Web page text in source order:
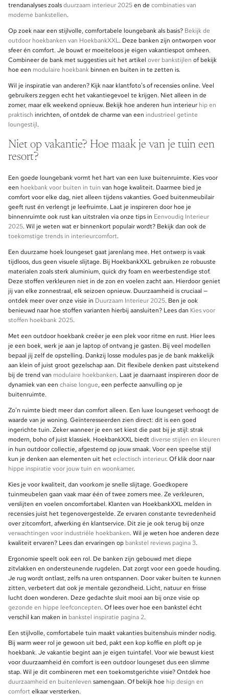
trendanalyses zoalsduurzaam interieur 2025en de combinaties van
moderne bankstellen.
Op zoek naar een stijlvolle, comfortabele loungebank als basis? Bekijk de
outdoor hoekbanken van HoekbankXXL. Deze banken zijn ontworpen voor
sfeer én comfort. Je bouwt er moeiteloos je eigen vakantiespot omheen.
Combineer de bank met suggesties uit het artikel over bankstijlen of bekijk
hoe een modulaire hoekbankbinnen en buiten in te zetten is.
Wil je inspiratie van anderen? Kijk naar klantfoto’s of recensies online. Veel
gebruikers zeggen echt het vakantiegevoel te krijgen. Niet alleen in de
zomer, maar elk weekend opnieuw. Bekijk hoe anderen hun interieur hip en
praktisch inrichten, of ontdek de charme van een industrieel getinte
loungestijl.
Niet op vakantie? Hoe maak je van je tuin een
resort?
Een goede loungebank vormt het hart van een luxe buitenruimte. Kies voor
een hoekbank voor buiten in tuin van hoge kwaliteit. Daarmee bied je
comfort voor elke dag, niet alleen tijdens vakanties. Goed buitenmeubilair
geeft rust én verlengt je leefruimte. Laat je inspireren door hoe je
binnenruimte ook rust kan uitstralen via onze tips in Eenvoudig Interieur
2025. Wil je weten wat er binnenkort populair wordt? Bekijk dan ook de
toekomstige trends in interieurcomfort.
Een duurzame hoek loungeset gaat jarenlang mee. Het ontwerp is vaak
tijdloos, dus geen visuele slijtage. Bij HoekbankXXL gebruiken ze robuuste
materialen zoals sterk aluminium, quick dry foam en weerbestendige stof.
Deze stoffen verkleuren niet in de zon en voelen zacht aan. Hierdoor geniet
jij van elke zonnestraal, elk seizoen opnieuw. Duurzaamheid is cruciaal —
ontdek meer over onze visie in Duurzaam Interieur 2025. Ben je ook
benieuwd naar hoe stoffen varianten hierbij aansluiten? Lees dan Kies voor
stoffen hoekbank 2025.
Met een outdoor hoekbank creëer je een plek voor ritme en rust. Hier lees
je een boek, werk je aan je laptop of ontvang je gasten. Bij veel modellen
bepaal jij zelf de opstelling. Dankzij losse modules pas je de bank makkelijk
aan klein of juist groot gezelschap aan. Dit flexibele denken past uitstekend
bij de trend van modulaire hoekbanken. Laat je daarnaast inspireren door de
dynamiek van een chaise longue, een perfecte aanvulling op je
buitenruimte.
Zo’n ruimte biedt meer dan comfort alleen. Een luxe loungeset verhoogt de
waarde van je woning. Geïnteresseerden zien direct: dit is een goed
ingerichte tuin. Zeker wanneer je een set kiest die past bij je stijl: strak
modern, boho of juist klassiek. HoekbankXXL biedtdiverse stijlen en kleuren
in hun outdoor collectie, afgestemd op jouw smaak. Voor een speelse stijl
kun je denken aan elementen uit heteclectisch interieur. Of klik door naar
hippe inspiratie voor jouw tuin en woonkamer.
Kies je voor kwaliteit, dan voorkom je snelle slijtage. Goedkopere
tuinmeubelen gaan vaak maar één of twee zomers mee. Ze verkleuren,
verslijten en voelen oncomfortabel. Klanten van HoekbankXXL melden in
recensies juist het tegenovergestelde. Ze ervaren constante tevredenheid
over zitcomfort, afwerking én klantservice. Dit zie je ook terug bij onze
verwachtingen voor industriële hoekbanken. Wil je weten hoe anderen deze
kwaliteit ervaren? Lees dan ervaringen op bankstel reviews pagina 3.
Ergonomie speelt ook een rol. De banken zijn gebouwd met diepe
zitvlakken en ondersteunende rugdelen. Dat zorgt voor een goede houding.
Je rug wordt ontlast, zelfs na uren ontspannen. Door vaker buiten te kunnen
zitten, verbetert dat ook je mentale gezondheid. Licht, natuur en frisse
lucht doen wonderen. Deze gedachte sluit mooi aan bij onze visie op
gezonde en hippe leefconcepten. Of lees over hoe een bankstel écht
verschil kan maken in bankstel inspiratie pagina 2.
Een stijlvolle, comfortabele tuin maakt vakanties buitenshuis minder nodig.
Bij warm weer rol je gewoon uit bed, pakt een kop koffie en ploft op je
hoekbank. Je vakantie begint aan je eigen tuintafel. Voor wie bewust kiest
voor duurzaamheid én comfort is een outdoor loungeset dus een slimme
stap. Wil je dit combineren met een toekomstgerichte visie? Ontdek hoe
duurzaamheid en buitenleven samengaan. Of bekijk hoe hip design en
comfort elkaar versterken.